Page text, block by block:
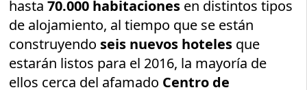
hasta70.000 habitaciones en distintos tipos
de alojamiento, al tiempo que se están
construyendo seis nuevos hoteles que
estarán listos para el 2016, la mayoría de
ellos cerca del afamado Centro de